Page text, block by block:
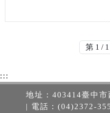
:::
地址：403414臺中
| 電話：(04)2372-